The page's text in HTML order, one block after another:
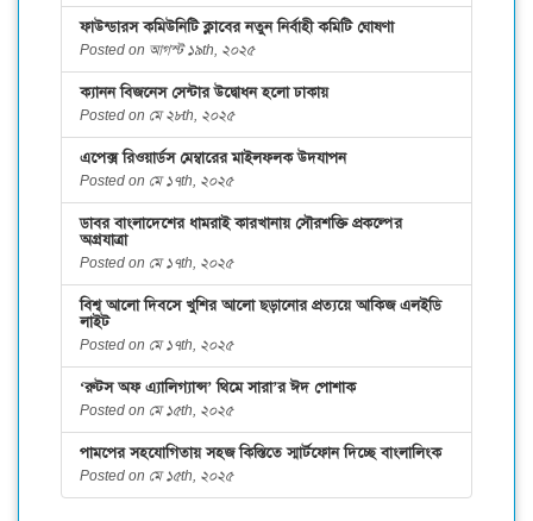
ফাউন্ডারস কমিউনিটি ক্লাবের নতুন নির্বাহী কমিটি ঘোষণা
Posted on আগস্ট ১৯th, ২০২৫
ক্যানন বিজনেস সেন্টার উদ্বোধন হলো ঢাকায়
Posted on মে ২৮th, ২০২৫
এপেক্স রিওয়ার্ডস মেম্বারের মাইলফলক উদযাপন
Posted on মে ১৭th, ২০২৫
ডাবর বাংলাদেশের ধামরাই কারখানায় সৌরশক্তি প্রকল্পের
অগ্রযাত্রা
Posted on মে ১৭th, ২০২৫
বিশ্ব আলো দিবসে খুশির আলো ছড়ানোর প্রত্যয়ে আকিজ এলইডি
লাইট
Posted on মে ১৭th, ২০২৫
‘রুটস অফ এ্যালিগ্যান্স’ থিমে সারা’র ঈদ পোশাক
Posted on মে ১৫th, ২০২৫
পামপের সহযোগিতায় সহজ কিস্তিতে স্মার্টফোন দিচ্ছে বাংলালিংক
Posted on মে ১৫th, ২০২৫